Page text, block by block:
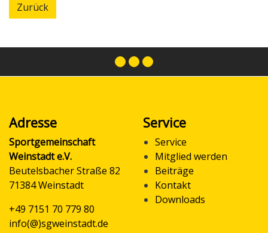
Zurück
Adresse
Sportgemeinschaft
Weinstadt e.V.
Beutelsbacher Straße 82
71384 Weinstadt
+49 7151 70 779 80
info(@)sgweinstadt.de
Service
Service
Mitglied werden
Beiträge
Kontakt
Downloads